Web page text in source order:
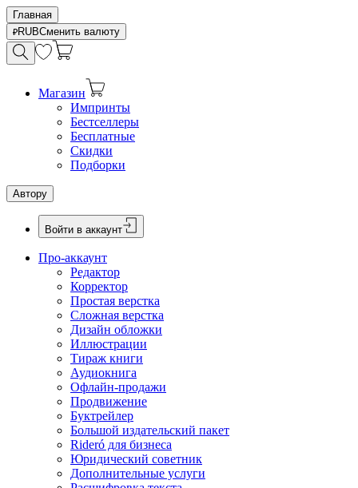
Главная
RUBСменить валюту
Магазин
Импринты
Бестселлеры
Бесплатные
Скидки
Подборки
Автору
Войти в аккаунт
Про-аккаунт
Редактор
Корректор
Простая верстка
Сложная верстка
Дизайн обложки
Иллюстрации
Тираж книги
Аудиокнига
Офлайн-продажи
Продвижение
Буктрейлер
Большой издательский пакет
Rideró для бизнеса
Юридический советник
Дополнительные услуги